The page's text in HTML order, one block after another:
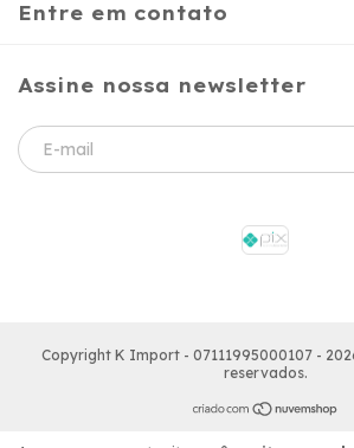
Entre em contato
Assine nossa newsletter
Copyright K Import - 07111995000107 -
reservados.